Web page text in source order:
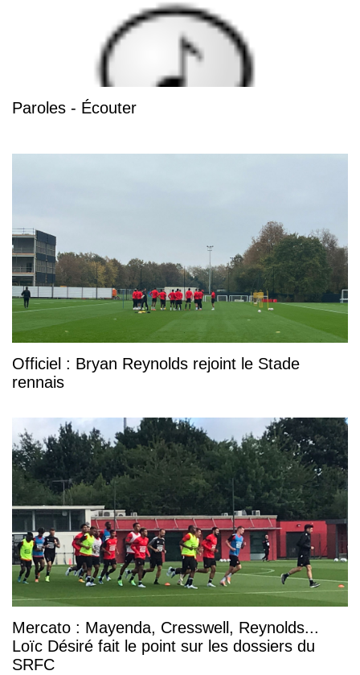
Paroles - Écouter
Officiel : Bryan Reynolds rejoint le Stade
rennais
Mercato : Mayenda, Cresswell, Reynolds...
Loïc Désiré fait le point sur les dossiers du
SRFC